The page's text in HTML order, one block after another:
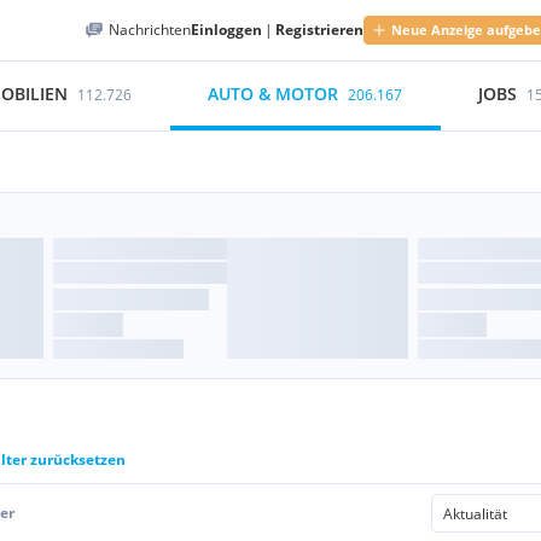
NachrichtenEinloggen | Registrieren Neue Anzeige
112.726 AUTO & MOTOR 206.167 JOBS
zurücksetzen